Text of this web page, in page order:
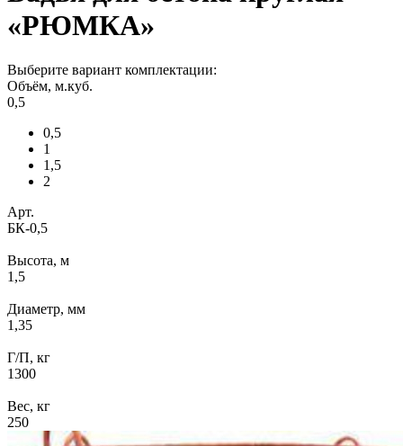
«РЮМКА»
Выберите вариант комплектации:
Объём, м.куб.
0,5
0,5
1
1,5
2
Арт.
БК-0,5
Высота, м
1,5
Диаметр, мм
1,35
Г/П, кг
1300
Вес, кг
250